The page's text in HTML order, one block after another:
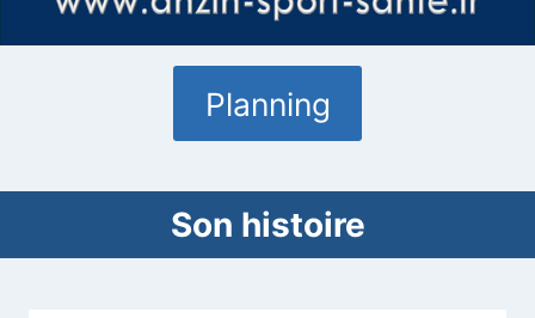
Planning
Son histoire